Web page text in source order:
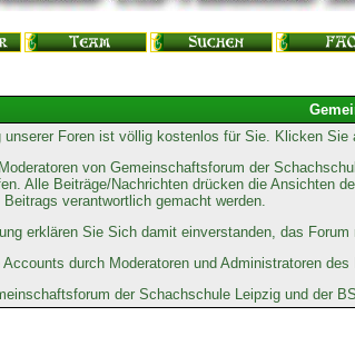
unserer Foren ist völlig kostenlos für Sie. Klicken
von Gemeinschaftsforum der
Alle Beiträge/Nachrichten drücken die Ansichten
verantwortlich gemacht werden.
erklären Sie Sich damit einverstanden, das
durch Moderatoren und Administratoren
der Schachschule Leipzig und der